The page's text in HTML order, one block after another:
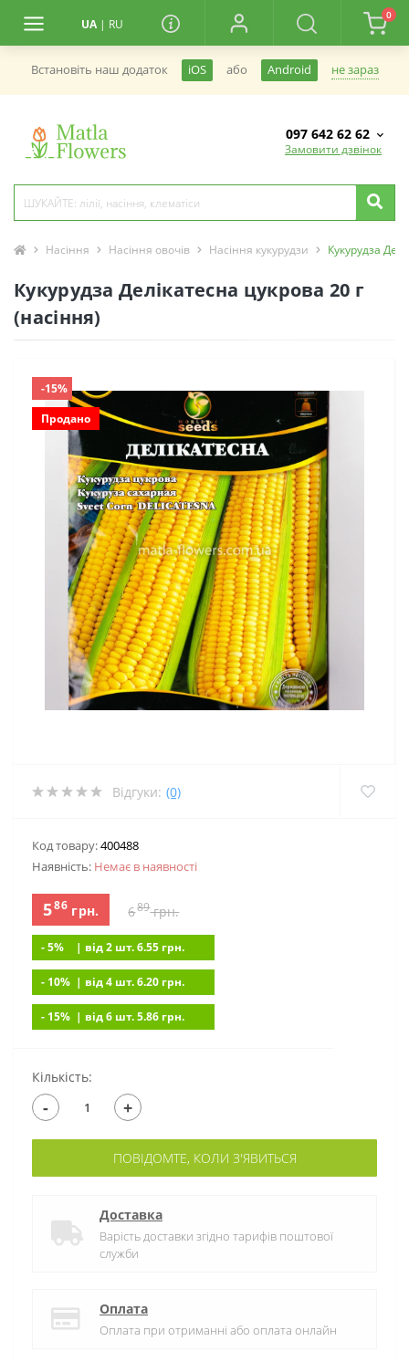
UA | RU
0
Встановiть наш додаток iOS або Android не зараз
097 642 62 62
Замовити дзвінок
Насіння Насіння овочів Насіння кукурудзи Кукурудза
Кукурудза Делікатесна цукрова 20 г
(насіння)
-15%
Продано
Відгуки: (0)
Код товару:400488
Наявність: Немає в наявностi
586грн. 689грн.
- 5% | вiд 2 шт. 6.55 грн.
- 10% | вiд 4 шт. 6.20 грн.
- 15% | вiд 6 шт. 5.86 грн.
Кількість:
- +
ПОВІДОМТЕ, КОЛИ З'ЯВИТЬСЯ
Доставка
Варість доставки згідно тарифів поштової
служби
Оплата
Оплата при отриманні або оплата онлайн